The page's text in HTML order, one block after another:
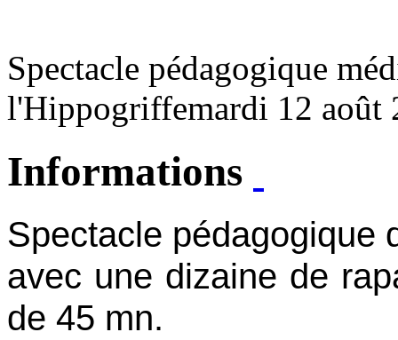
Spectacle pédagogique
l'Hippogriffemardi 12 août
Informations
Spectacle pédagogique
avec une dizaine de
de 45 mn.